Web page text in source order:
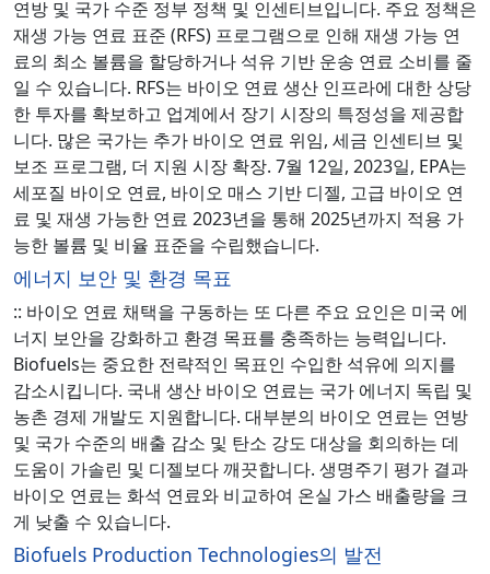
연방 및 국가 수준 정부 정책 및 인센티브입니다. 주요 정책은
재생 가능 연료 표준 (RFS) 프로그램으로 인해 재생 가능 연
료의 최소 볼륨을 할당하거나 석유 기반 운송 연료 소비를 줄
일 수 있습니다. RFS는 바이오 연료 생산 인프라에 대한 상당
한 투자를 확보하고 업계에서 장기 시장의 특정성을 제공합
니다. 많은 국가는 추가 바이오 연료 위임, 세금 인센티브 및
보조 프로그램, 더 지원 시장 확장. 7월 12일, 2023일, EPA는
세포질 바이오 연료, 바이오 매스 기반 디젤, 고급 바이오 연
료 및 재생 가능한 연료 2023년을 통해 2025년까지 적용 가
능한 볼륨 및 비율 표준을 수립했습니다.
에너지 보안 및 환경 목표
:: 바이오 연료 채택을 구동하는 또 다른 주요 요인은 미국 에
너지 보안을 강화하고 환경 목표를 충족하는 능력입니다.
Biofuels는 중요한 전략적인 목표인 수입한 석유에 의지를
감소시킵니다. 국내 생산 바이오 연료는 국가 에너지 독립 및
농촌 경제 개발도 지원합니다. 대부분의 바이오 연료는 연방
및 국가 수준의 배출 감소 및 탄소 강도 대상을 회의하는 데
도움이 가솔린 및 디젤보다 깨끗합니다. 생명주기 평가 결과
바이오 연료는 화석 연료와 비교하여 온실 가스 배출량을 크
게 낮출 수 있습니다.
Biofuels Production Technologies의 발전